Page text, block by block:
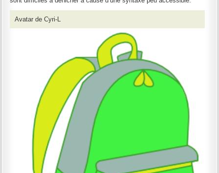
Avatar de Cyri-L